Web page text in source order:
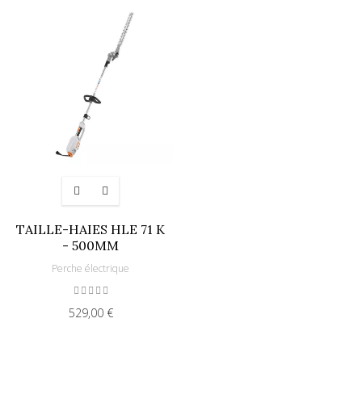
TAILLE-HAIES HLE 71 K
- 500MM
Perche électrique
529,00 €